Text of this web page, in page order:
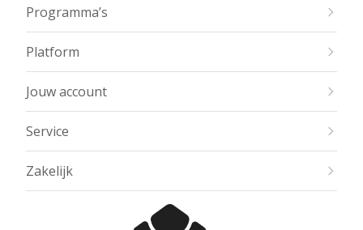
Programma’s
Platform
Jouw account
Service
Zakelijk